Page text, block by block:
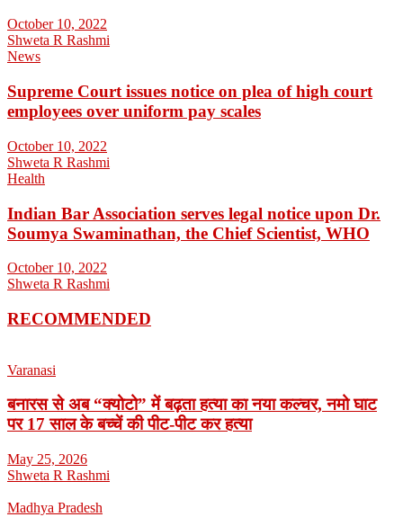
October 10, 2022
Shweta R Rashmi
News
Supreme Court issues notice on plea of high court
employees over uniform pay scales
October 10, 2022
Shweta R Rashmi
Health
Indian Bar Association serves legal notice upon Dr.
Soumya Swaminathan, the Chief Scientist, WHO
October 10, 2022
Shweta R Rashmi
RECOMMENDED
Varanasi
बनारस से अब “क्योटो” में बढ़ता हत्या का नया कल्चर, नमो घाट
पर 17 साल के बच्चें की पीट-पीट कर हत्या
May 25, 2026
Shweta R Rashmi
Madhya Pradesh